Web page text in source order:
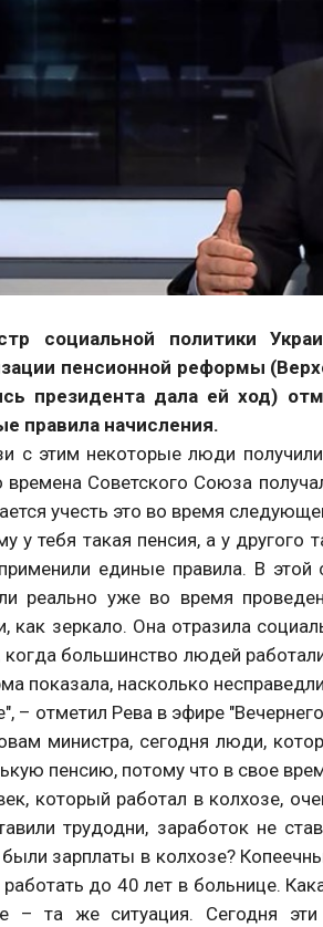
социальной политики
пенсионной реформы
президента дала ей ход)
правила начисления.
с этим некоторые люди
времена Советского Союза
учесть это во время
у тебя такая пенсия, а у
единые правила. В
реально уже во время
как зеркало. Она отразила
когда большинство людей
показала, насколько
– отметил Рева в эфире
министра, сегодня люди,
пенсию, потому что в свое
который работал в колхозе,
трудодни, заработок не
были зарплаты в колхозе?
до 40 лет в больнице.
– та же ситуация. Сегодня